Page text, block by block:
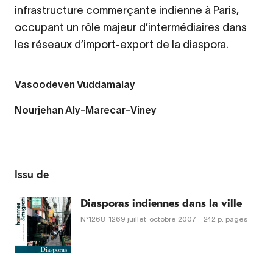
infrastructure commerçante indienne à Paris,
occupant un rôle majeur d’intermédiaires dans
les réseaux d’import-export de la diaspora.
Vasoodeven Vuddamalay
Nourjehan Aly-Marecar-Viney
Issu de
Diasporas indiennes dans la ville
N°1268-1269 juillet-octobre 2007 - 242 p. pages